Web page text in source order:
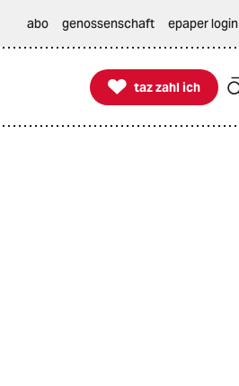
abo genossenschaft epaper login

taz zahl ich
taz zahl ich